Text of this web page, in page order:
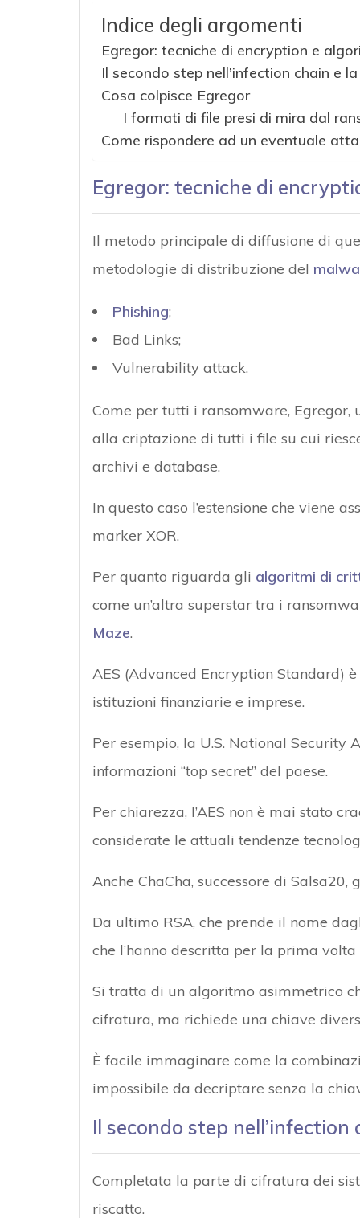
Indice degli argomenti
Egregor: tecniche di encryption e
Il secondo step nell’infection chain e
Cosa colpisce Egregor
I formati di file presi di mira dal
Come rispondere ad un eventuale
Egregor: tecniche di
Il metodo principale di diffusione di
metodologie di distribuzione del
Phishing;
Bad Links;
Vulnerability attack.
Come per tutti i ransomware, Egregor,
alla criptazione di tutti i file su cui
archivi e database.
In questo caso l’estensione che viene
marker XOR.
Per quanto riguarda gli algoritmi di
come un’altra superstar tra i
Maze.
AES (Advanced Encryption Standard)
istituzioni finanziarie e imprese.
Per esempio, la U.S. National Security
informazioni “top secret” del paese.
Per chiarezza, l’AES non è mai stato
considerate le attuali tendenze
Anche ChaCha, successore di
Da ultimo RSA, che prende il nome
che l’hanno descritta per la prima
Si tratta di un algoritmo asimmetrico
cifratura, ma richiede una chiave
È facile immaginare come la
impossibile da decriptare senza la
Il secondo step nell’infection
Completata la parte di cifratura dei
riscatto.